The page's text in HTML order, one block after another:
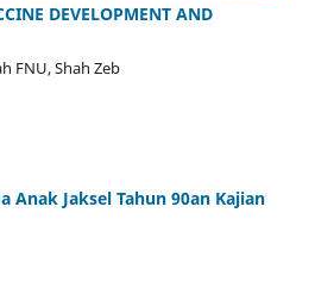
DEVELOPMENT AND
FNU, Shah Zeb
Anak Jaksel Tahun 90an Kajian